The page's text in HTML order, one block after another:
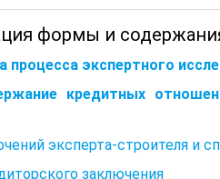
формы и
процесса экспертного
кредитных
эксперта-строителя и
заключения